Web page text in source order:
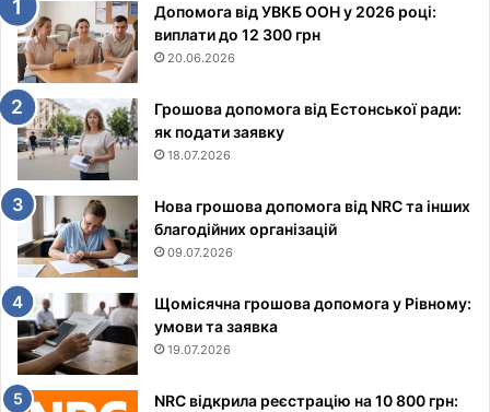
Допомога від УВКБ ООН у 2026 році:
виплати до 12 300 грн
20.06.2026
Грошова допомога від Естонської ради:
як подати заявку
18.07.2026
Нова грошова допомога від NRC та інших
благодійних організацій
09.07.2026
Щомісячна грошова допомога у Рівному:
умови та заявка
19.07.2026
NRC відкрила реєстрацію на 10 800 грн: